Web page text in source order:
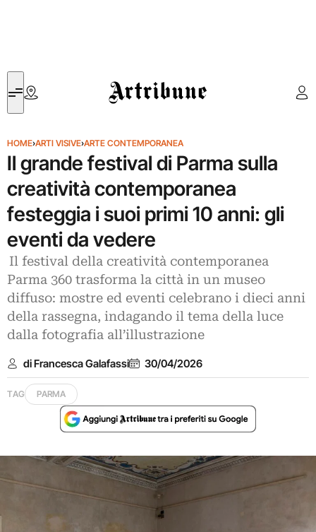
Artribune
HOME›ARTI VISIVE›ARTE CONTEMPORANEA
Il grande festival di Parma sulla
creatività contemporanea
festeggia i suoi primi 10 anni: gli
eventi da vedere
Il festival della creatività contemporanea
Parma 360 trasforma la città in un museo
diffuso: mostre ed eventi celebrano i dieci anni
della rassegna, indagando il tema della luce
dalla fotografia all’illustrazione
di Francesca Galafassi 30/04/2026
TAG PARMA